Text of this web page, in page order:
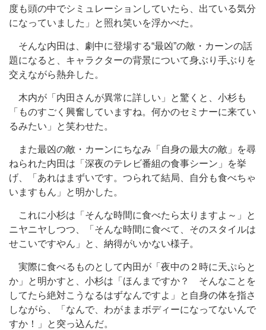
度も頭の中でシミュレーションしていたら、出ている気分
になっていました」と照れ笑いを浮かべた。
そんな内田は、劇中に登場する“最凶”の敵・カーンの話
題になると、キャラクターの背景について身ぶり手ぶりを
交えながら熱弁した。
木内が「内田さんが異常に詳しい」と驚くと、小杉も
「ものすごく興奮していますね。何かのセミナーに来てい
るみたい」と笑わせた。
また最凶の敵・カーンにちなみ「自身の最大の敵」を尋
ねられた内田は「深夜のテレビ番組の食事シーン」を挙
げ、「あれはまずいです。つられて結局、自分も食べちゃ
いますもん」と明かした。
これに小杉は「そんな時間に食べたら太りますよ～」と
ニヤニヤしつつ、「そんな時間に食べて、そのスタイルは
せこいですやん」と、納得がいかない様子。
実際に食べるものとして内田が「夜中の２時に天ぷらと
か」と明かすと、小杉は「ほんまですか？ そんなことを
してたら絶対こうなるはずなんですよ」と自身の体を指さ
しながら、「なんで、わがままボディーになってないんで
すか！」と突っ込んだ。